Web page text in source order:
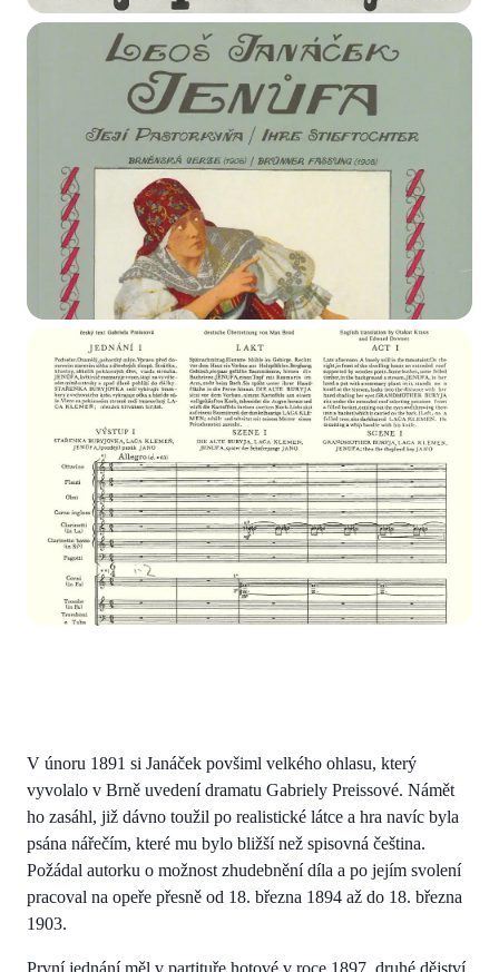
V únoru 1891 si Janáček povšiml velkého ohlasu, který
vyvolalo v Brně uvedení dramatu Gabriely Preissové. Námět
ho zasáhl, již dávno toužil po realistické látce a hra navíc byla
psána nářečím, které mu bylo bližší než spisovná čeština.
Požádal autorku o možnost zhudebnění díla a po jejím svolení
pracoval na opeře přesně od 18. března 1894 až do 18. března
1903.
První jednání měl v partituře hotové v roce 1897, druhé dějství